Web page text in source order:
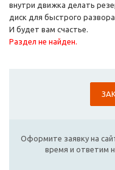
внутри движка делать
диск для быстрого
И будет вам счастье.
Раздел не найден.
Оформите заявку на
время и ответим